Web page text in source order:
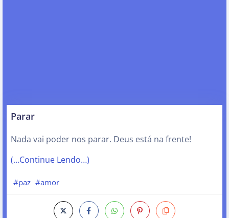
Parar
Nada vai poder nos parar. Deus está na frente!
(…Continue Lendo…)
#paz #amor